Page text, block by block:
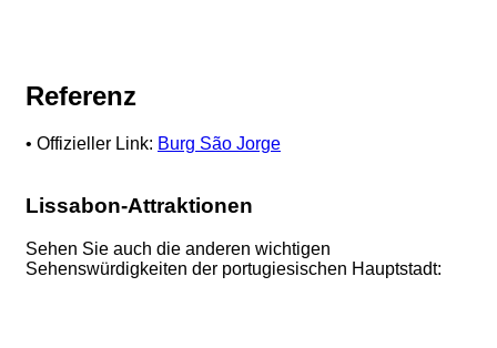
Referenz
• Offizieller Link: Burg São Jorge
Lissabon-Attraktionen
Sehen Sie auch die anderen wichtigen
Sehenswürdigkeiten der portugiesischen Hauptstadt: